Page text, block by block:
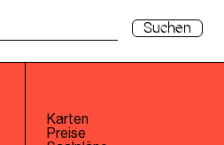
Suchen
Karten
Preise